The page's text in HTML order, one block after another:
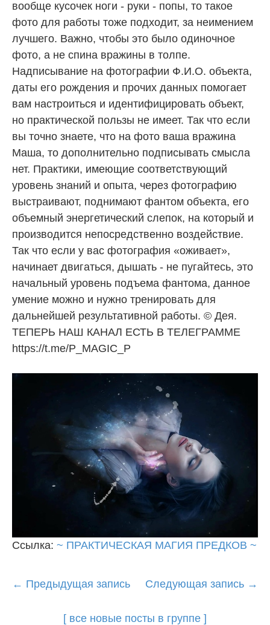
вообще кусочек ноги - руки - попы, то такое
фото для работы тоже подходит, за неимением
лучшего. Важно, чтобы это было одиночное
фото, а не спина вражины в толпе.
Надписывание на фотографии Ф.И.О. объекта,
даты его рождения и прочих данных помогает
вам настроиться и идентифицировать объект,
но практической пользы не имеет. Так что если
вы точно знаете, что на фото ваша вражина
Маша, то дополнительно подписывать смысла
нет. Практики, имеющие соответствующий
уровень знаний и опыта, через фотографию
выстраивают, поднимают фантом объекта, его
объемный энергетический слепок, на который и
производится непосредственно воздействие.
Так что если у вас фотография «оживает»,
начинает двигаться, дышать - не пугайтесь, это
начальный уровень подъема фантома, данное
умение можно и нужно тренировать для
дальнейшей результативной работы. © Дея.
ТЕПЕРЬ НАШ КАНАЛ ЕСТЬ В ТЕЛЕГРАММЕ
https://t.me/P_MAGIC_P
Ссылка: ~ ПРАКТИЧЕСКАЯ МАГИЯ ПРЕДКОВ ~
Post
← Предыдущая запись Следующая запись →
[ все новые посты в группе ]